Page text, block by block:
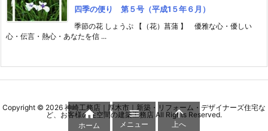
四季の便り 第５号（平成1５年６月）
季節の花 しょうぷ 【（花）菖蒲 】 優雅な心・優しい
心・伝言・熱心・あなたを信 ...
Copyright © 2026 神崎工務店｜厚木市｜新築・リフォーム・デザイナーズ住宅な
ど、お客様の住空間の建築工務店 All Rights Reserved.

ホーム

メニュー

上へ